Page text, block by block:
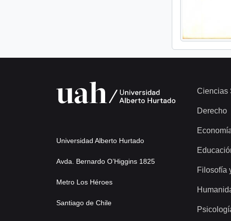
Universidad Alberto Hurtado
Avda. Bernardo O’Higgins 1825
Metro Los Héroes
Santiago de Chile
Ciencias
Derecho
Filosofía